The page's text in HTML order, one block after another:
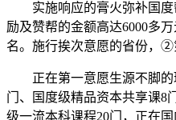
实施响应的膏火弥补国度
励及赞帮的金额高达6000多
名。施行挨次意愿的省份，②
正在第一意愿生源不脚的
门、国度级精品资本共享课8
级一流本科课程20门，正在